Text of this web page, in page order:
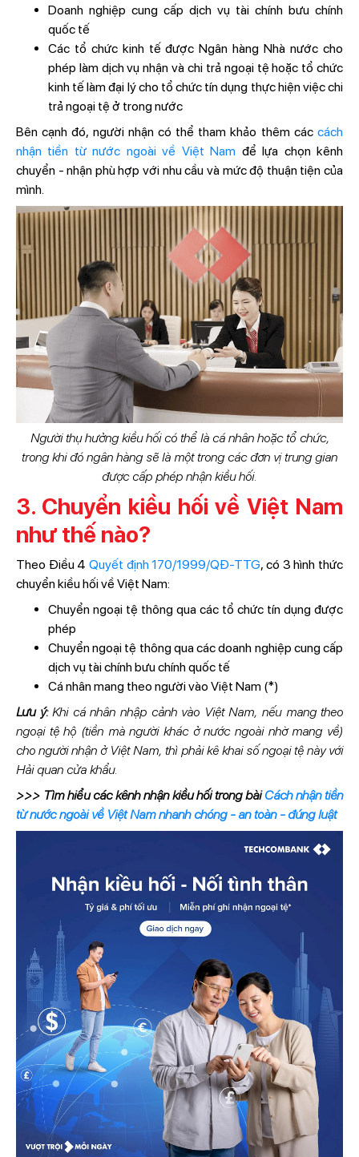
Doanh nghiệp cung cấp dịch vụ tài chính bưu chính
quốc tế
Các tổ chức kinh tế được Ngân hàng Nhà nước cho
phép làm dịch vụ nhận và chi trả ngoại tệ hoặc tổ chức
kinh tế làm đại lý cho tổ chức tín dụng thực hiện việc chi
trả ngoại tệ ở trong nước
Bên cạnh đó, người nhận có thể tham khảo thêm cáccách
nhận tiền từ nước ngoài về Việt Nam để lựa chọn kênh
chuyển - nhận phù hợp với nhu cầu và mức độ thuận tiện của
mình.
Người thụ hưởng kiều hối có thể là cá nhân hoặc tổ chức,
trong khi đó ngân hàng sẽ là một trong các đơn vị trung gian
được cấp phép nhận kiều hối.
3. Chuyển kiều hối về Việt Nam
như thế nào?
Theo Điều 4 Quyết định 170/1999/QĐ-TTG, có 3 hình thức
chuyển kiều hối về Việt Nam:
Chuyển ngoại tệ thông qua các tổ chức tín dụng được
phép
Chuyển ngoại tệ thông qua các doanh nghiệp cung cấp
dịch vụ tài chính bưu chính quốc tế
Cá nhân mang theo người vào Việt Nam (*)
Lưu ý:Khi cá nhân nhập cảnh vào Việt Nam, nếu mang theo
ngoại tệ hộ (tiền mà người khác ở nước ngoài nhờ mang về)
cho người nhận ở Việt Nam, thì phải kê khai số ngoại tệ này với
Hải quan cửa khẩu.
>>> Tìm hiểu các kênh nhận kiều hối trong bàiCách nhận tiền
từ nước ngoài về Việt Nam nhanh chóng - an toàn - đúng luật